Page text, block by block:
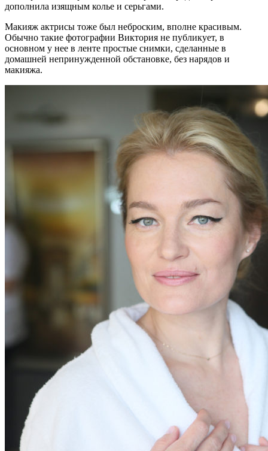
дополнила изящным колье и серьгами.
Макияж актрисы тоже был неброским, вполне красивым.
Обычно такие фотографии Виктория не публикует, в
основном у нее в ленте простые снимки, сделанные в
домашней непринужденной обстановке, без нарядов и
макияжа.